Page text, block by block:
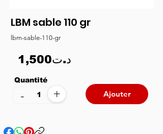
LBM sable 110 gr
lbm-sable-110-gr
1,500د.ت
Quantité
+
- Ajouter